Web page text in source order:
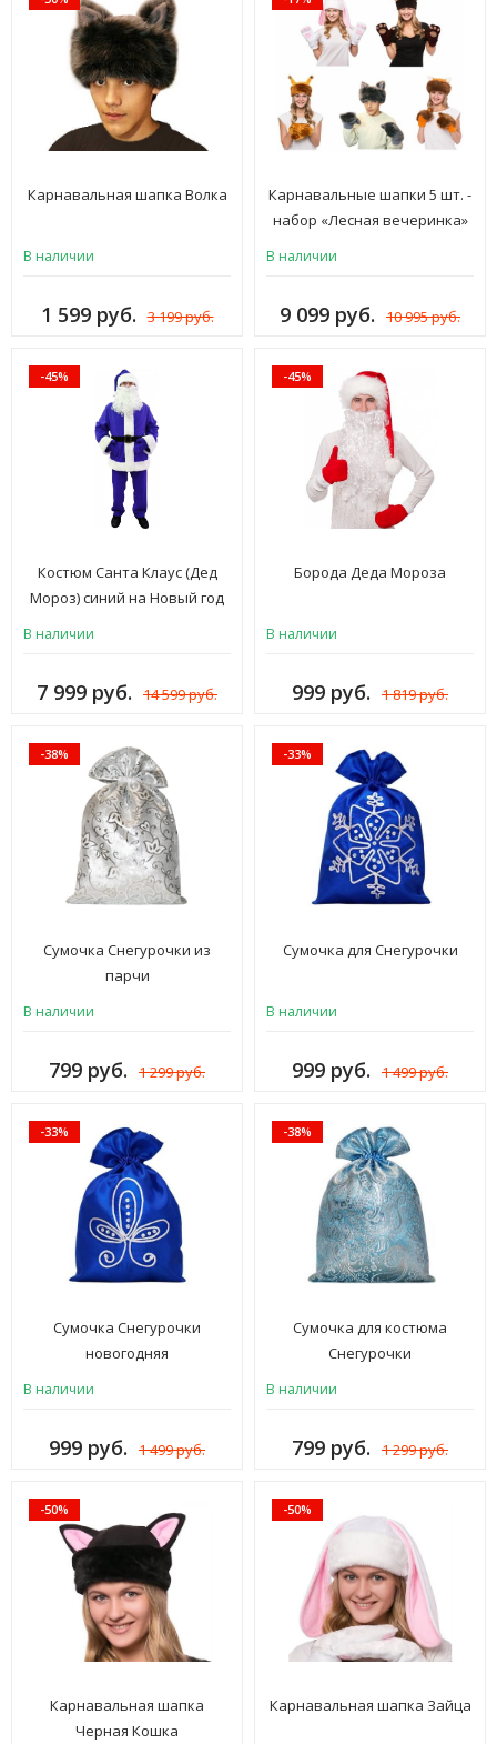
Карнавальная шапка Волка
В наличии
1 599 руб. 3 199 руб.
Карнавальные шапки 5 шт. -
набор «Лесная вечеринка»
В наличии
9 099 руб. 10 995 руб.
-45%
Костюм Санта Клаус (Дед
Мороз) синий на Новый год
В наличии
7 999 руб. 14 599 руб.
-45%
Борода Деда Мороза
В наличии
999 руб. 1 819 руб.
-38%
Сумочка Снегурочки из
парчи
В наличии
799 руб. 1 299 руб.
-33%
Сумочка для Снегурочки
В наличии
999 руб. 1 499 руб.
-33%
Сумочка Снегурочки
новогодняя
В наличии
999 руб. 1 499 руб.
-38%
Сумочка для костюма
Снегурочки
В наличии
799 руб. 1 299 руб.
-50%
Карнавальная шапка
Черная Кошка
-50%
Карнавальная шапка Зайца